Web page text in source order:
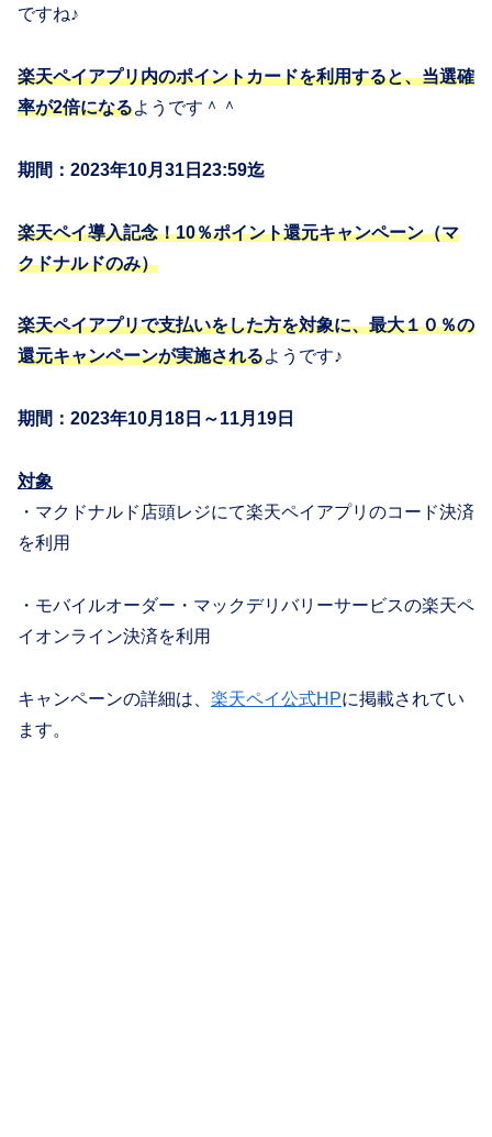
ですね♪
楽天ペイアプリ内のポイントカードを利用すると、当選確
率が2倍になるようです＾＾
期間：2023年10月31日23:59迄
楽天ペイ導入記念！10％ポイント還元キャンペーン（マ
クドナルドのみ）
楽天ペイアプリで支払いをした方を対象に、最大１０％の
還元キャンペーンが実施されるようです♪
期間：2023年10月18日～11月19日
対象
・マクドナルド店頭レジにて楽天ペイアプリのコード決済
を利用
・モバイルオーダー・マックデリバリーサービスの楽天ペ
イオンライン決済を利用
キャンペーンの詳細は、 楽天ペイ公式HPに掲載されてい
ます。